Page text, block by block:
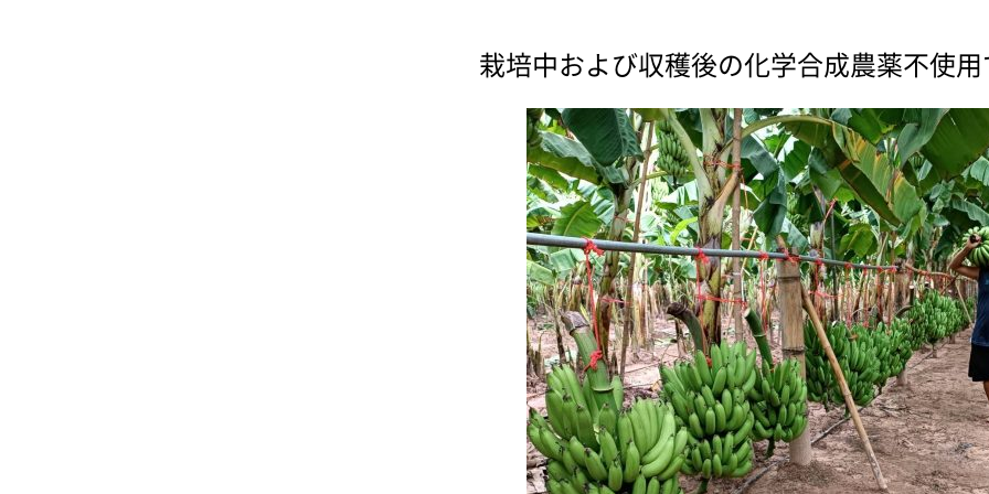
栽培中および収穫後の化学合成農薬不使用